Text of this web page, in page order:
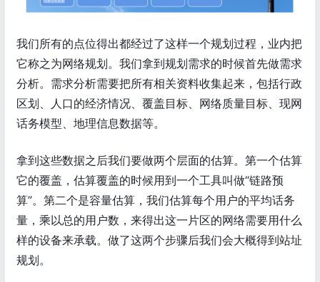
我们所有的点位得出都经过了这样一个规划过程，业内把
它称之为网络规划。我们拿到规划需求的时候首先做需求
分析。需求分析需要把所有相关资料收集起来，包括行政
区划、人口的经济情况、覆盖目标、网络质量目标、现网
话务模型、地理信息数据等。
拿到这些数据之后我们要做两个层面的估算。第一个估算
它的覆盖，估算覆盖的时候用到一个工具叫做“链路预
算”。第二个是容量估算，我们估算每个用户的平均话务
量，乘以总的用户数，来得出这一片区的网络需要用什么
样的设备来承载。做了这两个步骤后我们会大概得到站址
规划。